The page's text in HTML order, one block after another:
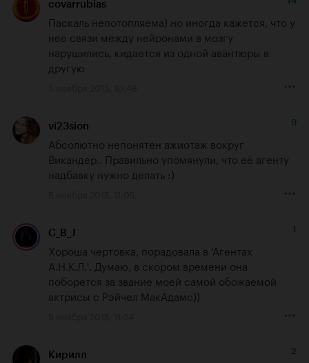
covarrubias
Паскаль непотопляема) но иногда кажется, что у
нее связи между нейронами в мозгу
нарушились, кидается из одной авантюры в
другую
vi23sion 9
Абсолютно непонятен ажиотаж вокруг
Викандер.. Правильно упомянули, что её агенту
надбавку нужно делать :)
C_B_J 1
Хороша чертовка, порадовала в 'Агентах
А.Н.К.Л.'. Думаю, в скором времени она
поборется за звание моей самой обожаемой
актрисы с Рэйчел МакАдамс))
Кирилл 2